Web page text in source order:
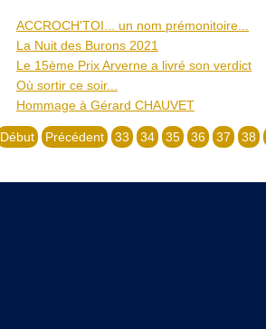
ACCROCH'TOI... un nom prémonitoire...
La Nuit des Burons 2021
Le 15ème Prix Arverne a livré son verdict
Où sortir ce soir...
Hommage à Gérard CHAUVET
Début Précédent 33 34 35 36 37 38